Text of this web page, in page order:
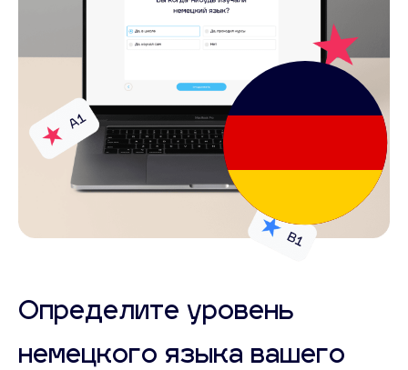
Определите уровень
немецкого языка вашего